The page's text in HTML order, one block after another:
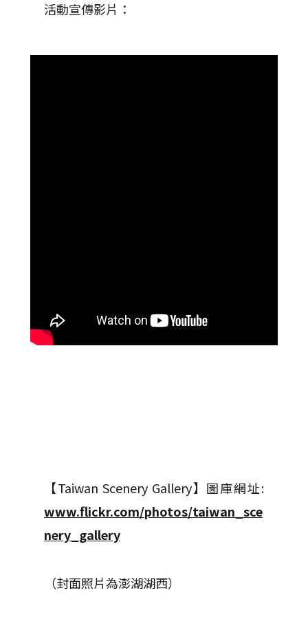
活動宣傳影片：
【Taiwan Scenery Gallery】圖庫網址:
www.flickr.com/photos/taiwan_sce
nery_gallery
（封面照片為澎湖湖西）